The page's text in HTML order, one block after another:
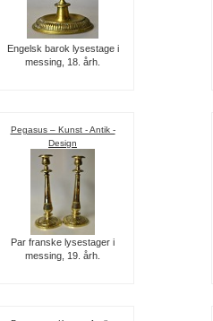
Engelsk barok lysestage i
messing, 18. årh.
Pegasus – Kunst - Antik -
Design
Par franske lysestager i
messing, 19. årh.